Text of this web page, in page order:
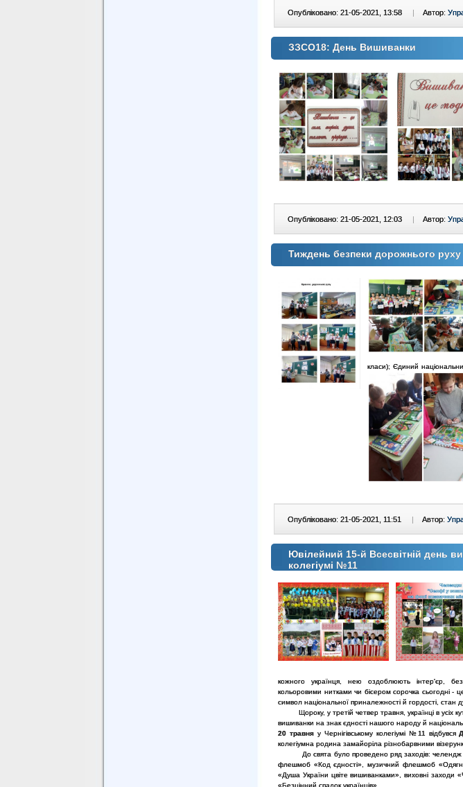
Опубліковано: 21-05-2021, 13:58 Автор:
ЗЗСО18: День Вишиванки
Опубліковано: 21-05-2021, 12:03 Автор:
Тиждень безпеки дорожнього
класи);Єдиний
Опубліковано: 21-05-2021, 11:51 Автор:
Ювілейний 15-й Всесвітній день
колегіумі №11
кожного українця, нею оздоблюють інтер'єр,
кольоровими нитками чи бісером сорочка сьогодні -
символ національної приналежності й гордості, стан
Щороку, у третій четвер травня, українці в усіх
вишиванки на знак єдності нашого народу й
20 травня у Чернігівському колегіумі №11 відбувся
колегіумна родина замайоріла різнобарвними
До свята було проведено ряд заходів: челендж
флешмоб «Код єдності», музичний флешмоб
«Душа України цвіте вишиванками», виховні заходи